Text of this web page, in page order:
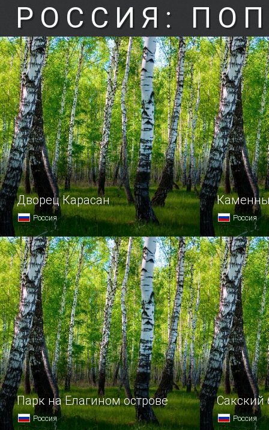
РОССИЯ:
Дворец Карасан
Россия
Если ваша страсть — таинственные
истории, то непременно
отправляйтесь во Дворец Карасан.
Россия
это
не только
Парк на Елагином острове
Россия
Сакский
Россия